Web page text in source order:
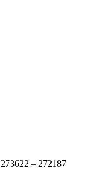
– 272187